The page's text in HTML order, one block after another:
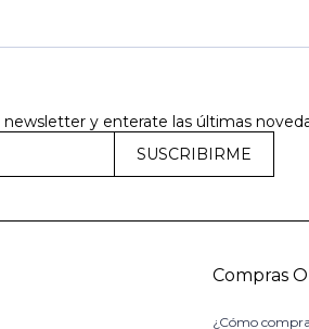
newsletter y enterate las últimas
SUSCRIBIRME
Compras
¿Cómo